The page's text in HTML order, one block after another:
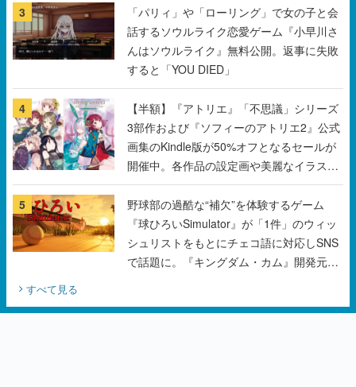
すると「YOU DIED」
4
【半額】『アトリエ』「不思議」シリーズ
3部作および『ソフィーのアトリエ2』公式
画集のKindle版が50%オフとなるセールが
開催中。各作品の設定画や美麗なイラスト
の数々をふんだんに収録
5
野球部の過酷な“補欠”を体験するゲーム
『球ひろいSimulator』が「1件」のウィッ
シュリストをもとにチェコ語に対応しSNS
で話題に。『キングダム・カム』開発元や
チェコのプロ野球選手から称賛の声
すべて見る